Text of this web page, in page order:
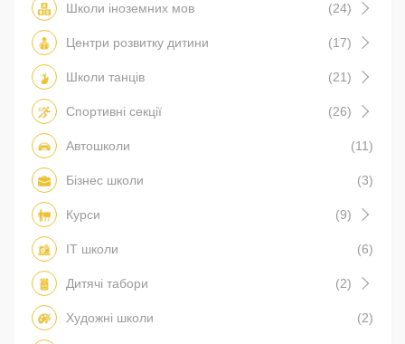
Школи іноземних мов (24)
Центри розвитку дитини (17)
Школи танців (21)
Спортивні секції (26)
Автошколи (11)
Бізнес школи (3)
Курси (9)
IT школи (6)
Дитячі табори (2)
Художні школи (2)